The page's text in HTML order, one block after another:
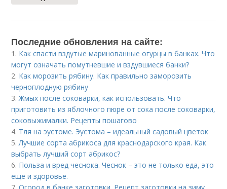
Последние обновления на сайте:
1. Как спасти вздутые маринованные огурцы в банках. Что
могут означать помутневшие и вздувшиеся банки?
2. Как морозить рябину. Как правильно заморозить
черноплодную рябину
3.Жмых после соковарки, как использовать. Что
приготовить из яблочного пюре от сока после соковарки,
соковыжималки. Рецепты пошагово
4. Тля на эустоме. Эустома – идеальный садовый цветок
5.Лучшие сорта абрикоса для краснодарского края. Как
выбрать лучший сорт абрикос?
6. Польза и вред чеснока. Чеснок – это не только еда, это
еще и здоровье.